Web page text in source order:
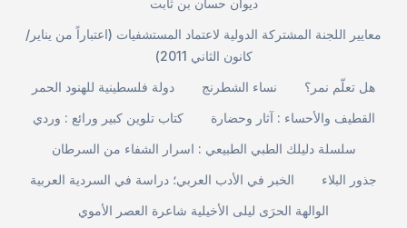
ديوان حسان بن ثابت
معايير اللجنة المشتركة الدولية لاعتماد المستشفيات (اعتباراً من يناير/
كانون الثاني 2011)
دولة فلسطينية للهنود الحمر
نساء الشطرنج
هل تعلّم نمر؟
كتاب تلوين كبير ورائع : وردي
القطيف والأحساء : آثار وحضارة
سلسلة دليلك الطبي الطبيعي : اسرار الشفاء من السرطان
الخبر في الأدب العربي؛ دراسة في السردية العربية
جذور البلاء
الوالهة الحرَى ليلى الأخيلية شاعرة العصر الأموي